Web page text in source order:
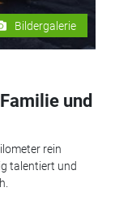
Bildergalerie
und
rein
talentiert und